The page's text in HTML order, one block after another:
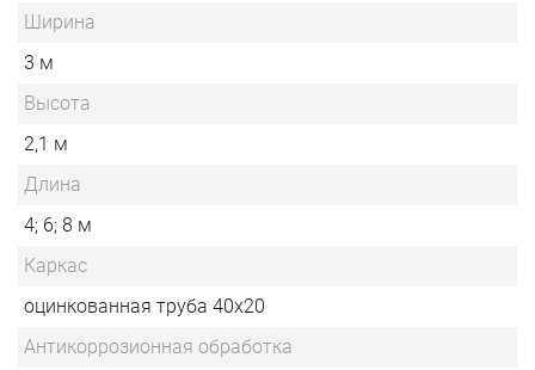
Ширина
3 м
Высота
2,1 м
Длина
4; 6; 8 м
Каркас
оцинкованная труба 40х20
Антикоррозионная обработка